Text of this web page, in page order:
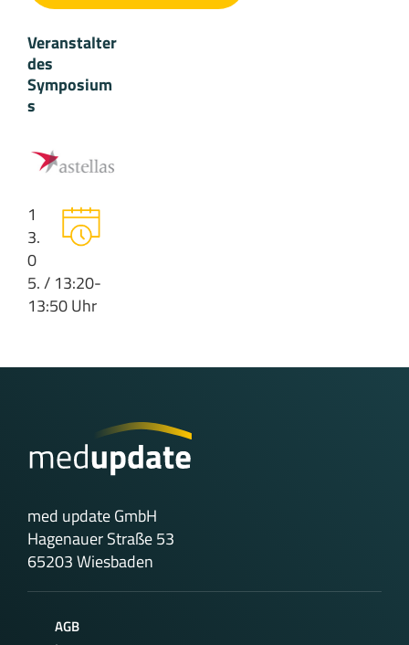
Veranstalter
des
Symposium
s
1
3.
0
5. / 13:20-
13:50 Uhr
med update GmbH
Hagenauer Straße 53
65203 Wiesbaden
AGB